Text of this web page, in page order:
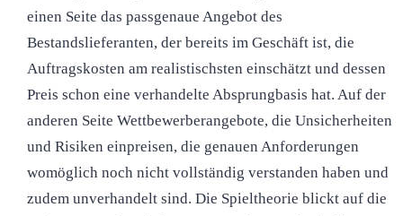
einen Seite das passgenaue Angebot des
Bestandslieferanten, der bereits im Geschäft ist, die
Auftragskosten am realistischsten einschätzt und dessen
Preis schon eine verhandelte Absprungbasis hat. Auf der
anderen Seite Wettbewerberangebote, die Unsicherheiten
und Risiken einpreisen, die genauen Anforderungen
womöglich noch nicht vollständig verstanden haben und
zudem unverhandelt sind. Die Spieltheorie blickt auf die